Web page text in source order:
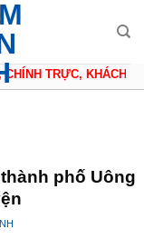
TRỰC, KHÁCH
phố Uông